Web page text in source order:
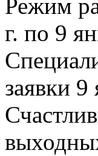
Режим
г. по 9
заявки 9